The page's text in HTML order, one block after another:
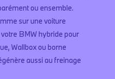
ou ensemble.
sur une voiture
BMW hybride pour
Wallbox ou borne
aussi au freinage